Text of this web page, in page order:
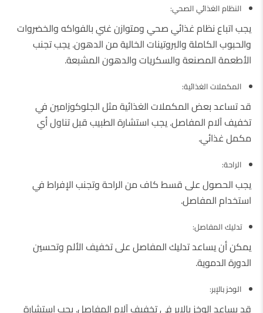
النظام الغذائي الصحي:
يجب اتباع نظام غذائي صحي ومتوازن غني بالفواكه والخضروات
والحبوب الكاملة والبروتينات الخالية من الدهون. يجب تجنب
الأطعمة المصنعة والسكريات والدهون المشبعة.
المكملات الغذائية:
قد تساعد بعض المكملات الغذائية مثل الجلوكوزامين في
تخفيف آلام المفاصل. يجب استشارة الطبيب قبل تناول أي
مكمل غذائي.
الراحة:
يجب الحصول على قسط كاف من الراحة وتجنب الإفراط في
استخدام المفاصل.
تدليك المفاصل:
يمكن أن يساعد تدليك المفاصل على تخفيف الألم وتحسين
الدورة الدموية.
الوخز بالإبر:
قد يساعد الوخز بالإبر في تخفيف آلام المفاصل. يجب استشارة